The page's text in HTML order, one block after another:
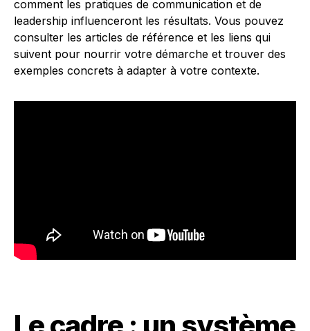
comment les pratiques de communication et de
leadership influenceront les résultats. Vous pouvez
consulter les articles de référence et les liens qui
suivent pour nourrir votre démarche et trouver des
exemples concrets à adapter à votre contexte.